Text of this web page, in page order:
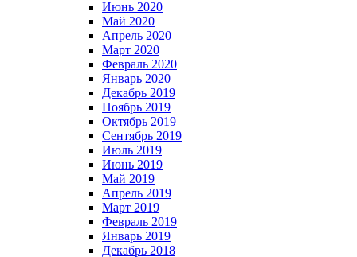
Июнь 2020
Май 2020
Апрель 2020
Март 2020
Февраль 2020
Январь 2020
Декабрь 2019
Ноябрь 2019
Октябрь 2019
Сентябрь 2019
Июль 2019
Июнь 2019
Май 2019
Апрель 2019
Март 2019
Февраль 2019
Январь 2019
Декабрь 2018